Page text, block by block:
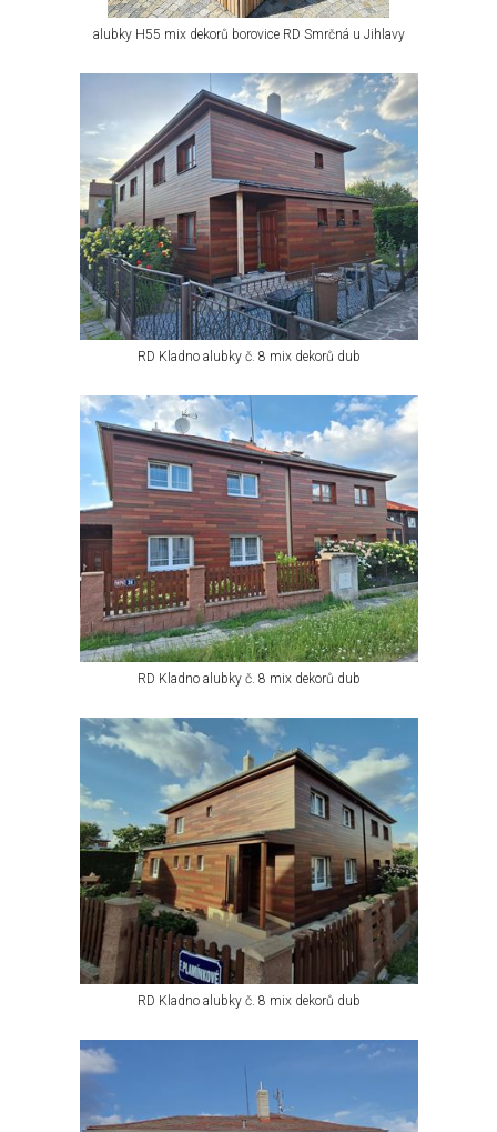
alubky H55 mix dekorů borovice RD Smrčná u Jihlavy
RD Kladno alubky č. 8 mix dekorů dub
RD Kladno alubky č. 8 mix dekorů dub
RD Kladno alubky č. 8 mix dekorů dub